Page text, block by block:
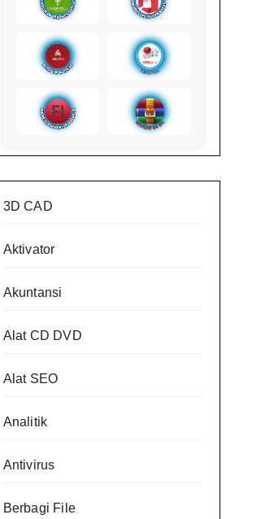
3D CAD
Aktivator
Akuntansi
Alat CD DVD
Alat SEO
Analitik
Antivirus
Berbagi File